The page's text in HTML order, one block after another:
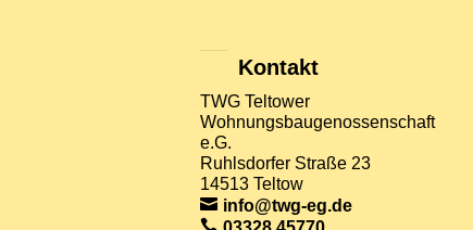
Kontakt
TWG Teltower
Wohnungsbaugenossenschaft
e.G.
Ruhlsdorfer Straße 23
14513 Teltow
info@twg-eg.de